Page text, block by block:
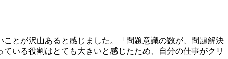
とが沢山あると感じました。「問題意識の数が、問題解決
いる役割はとても大きいと感じたため、自分の仕事がクリ